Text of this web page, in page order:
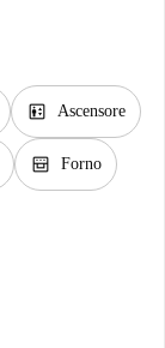
elevator Ascensore
oven_gen Forno